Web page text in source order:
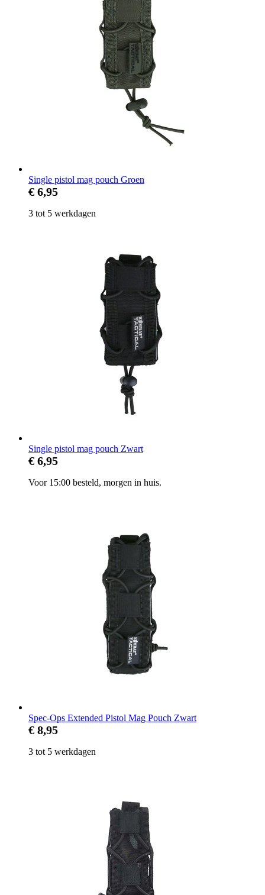
Single pistol mag pouch Groen
€ 6,95
3 tot 5 werkdagen
Single pistol mag pouch Zwart
€ 6,95
Voor 15:00 besteld, morgen in huis.
Spec-Ops Extended Pistol Mag Pouch Zwart
€ 8,95
3 tot 5 werkdagen